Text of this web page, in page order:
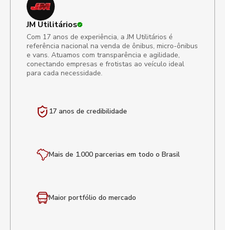
JM Utilitários
Com 17 anos de experiência, a JM Utilitários é
referência nacional na venda de ônibus, micro-ônibus
e vans. Atuamos com transparência e agilidade,
conectando empresas e frotistas ao veículo ideal
para cada necessidade.
17 anos de credibilidade
Mais de 1.000 parcerias em todo o Brasil
Maior portfólio do mercado